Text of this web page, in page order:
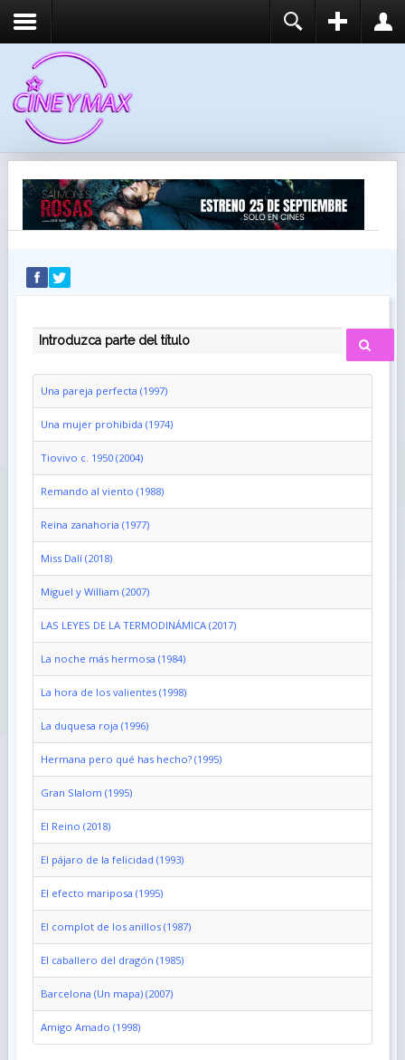
RECUÉRDEME
IDENTIFICARSE
INTRODUZCA PARTE DEL TÍTULO
Una pareja perfecta (1997)
Una mujer prohibida (1974)
Tiovivo c. 1950 (2004)
Remando al viento (1988)
Reina zanahoria (1977)
Miss Dalí (2018)
Miguel y William (2007)
LAS LEYES DE LA TERMODINÁMICA (2017)
La noche más hermosa (1984)
La hora de los valientes (1998)
La duquesa roja (1996)
Hermana pero qué has hecho? (1995)
Gran Slalom (1995)
El Reino (2018)
El pájaro de la felicidad (1993)
El efecto mariposa (1995)
El complot de los anillos (1987)
El caballero del dragón (1985)
Barcelona (Un mapa) (2007)
Amigo Amado (1998)